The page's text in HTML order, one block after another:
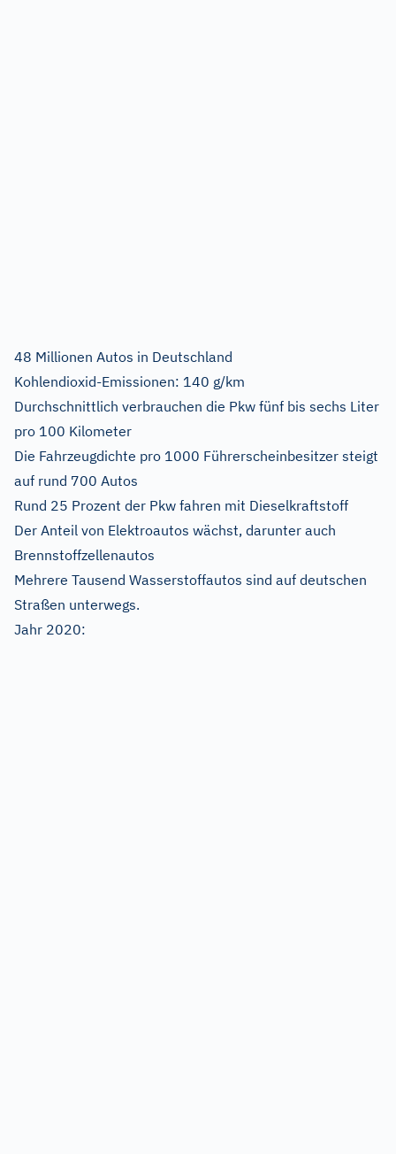
48 Millionen Autos in Deutschland
Kohlendioxid-Emissionen: 140 g/km
Durchschnittlich verbrauchen die Pkw fünf bis sechs Liter
pro 100 Kilometer
Die Fahrzeugdichte pro 1000 Führerscheinbesitzer steigt
auf rund 700 Autos
Rund 25 Prozent der Pkw fahren mit Dieselkraftstoff
Der Anteil von Elektroautos wächst, darunter auch
Brennstoffzellenautos
Mehrere Tausend Wasserstoffautos sind auf deutschen
Straßen unterwegs.
Jahr 2020: